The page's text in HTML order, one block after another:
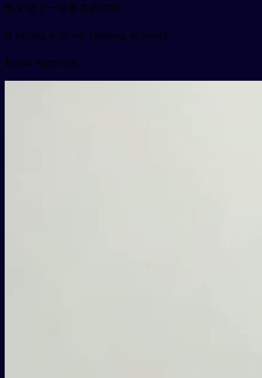
他采访了一位著名的作家
tā cǎifǎng le yi wèi zhùmíng de zuòjiā
Видео карточки